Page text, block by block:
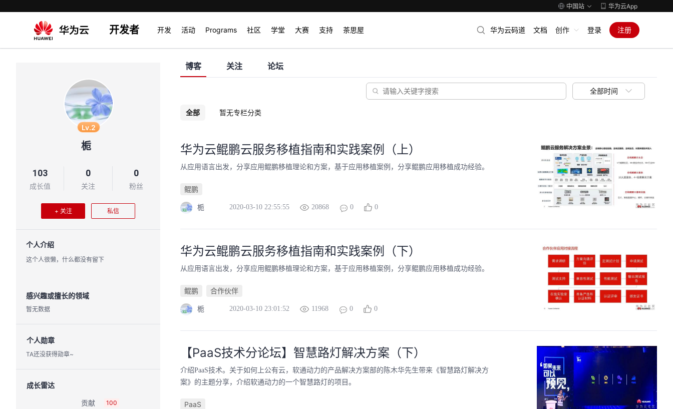
中国站 华为云App
开发者 开发 活动 Programs 社区 学堂 大赛 支持 茶思屋 华为云码道 文档 创作 登录 注册
Lv.2
栀
103
成长值
0
关注
0
粉丝
+ 关注 私信
个人介绍
这个人很懒，什么都没有留下
感兴趣或擅长的领域
暂无数据
个人勋章
TA还没获得勋章~
成长雷达
100
博客 关注 论坛
全部时间
全部 暂无专栏分类
华为云鲲鹏云服务移植指南和实践案例（上）
从应用语言出发，分享应用鲲鹏移植理论和方案，基于应用移植案例，分享鲲鹏应用移植成功经验。
鲲鹏
栀 2020-03-10 22:55:55 20868 0 0
华为云鲲鹏云服务移植指南和实践案例（下）
从应用语言出发，分享应用鲲鹏移植理论和方案，基于应用移植案例，分享鲲鹏应用移植成功经验。
鲲鹏 合作伙伴
栀 2020-03-10 23:01:52 11968 0 0
【PaaS技术分论坛】智慧路灯解决方案（下）
介绍PaaS技术。关于如何上公有云，软通动力的产品解决方案部的陈木华先生带来《智慧路灯解决方
案》的主题分享，介绍软通动力的一个智慧路灯的项目。
PaaS